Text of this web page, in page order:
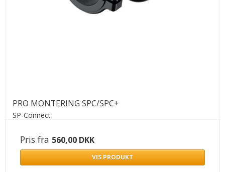
PRO MONTERING SPC/SPC+
SP-Connect
Pris fra 560,00 DKK
VIS PRODUKT